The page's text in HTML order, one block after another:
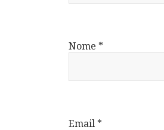
Nome *
Email *